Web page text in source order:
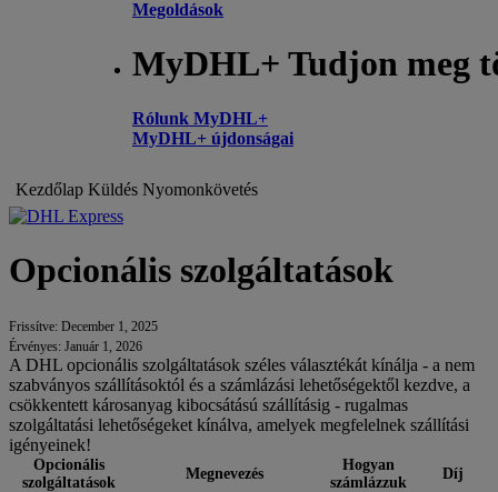
Megoldások
MyDHL+ Tudjon meg
Rólunk MyDHL+
MyDHL+ újdonságai
Kezdőlap Küldés Nyomonkövetés
Opcionális szolgáltatások
Frissítve: December 1, 2025
Érvényes: Január 1, 2026
A DHL opcionális szolgáltatások széles választékát kínálja - a nem
szabványos szállításoktól és a számlázási lehetőségektől kezdve, a
csökkentett károsanyag kibocsátású szállításig - rugalmas
szolgáltatási lehetőségeket kínálva, amelyek megfelelnek szállítási
igényeinek!
Opcionális
szolgáltatások
Megnevezés
Hogyan
számlázzuk
Díj